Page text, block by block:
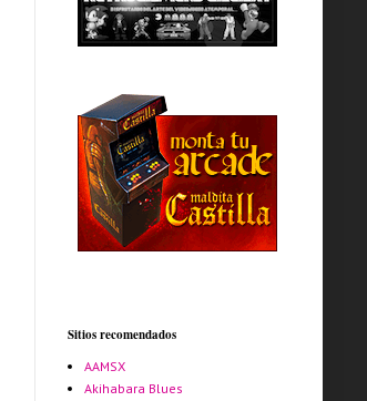
Sitios recomendados
AAMSX
Akihabara Blues